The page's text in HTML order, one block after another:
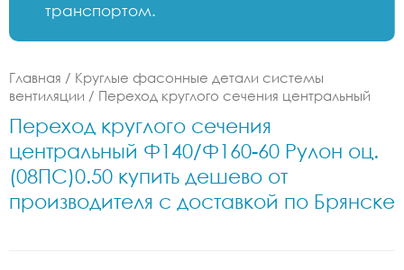
транспортом.
Главная / Круглые фасонные детали системы
вентиляции / Переход круглого сечения центральный
Переход круглого сечения
центральный Ф140/Ф160-60 Рулон оц.
(08ПС)0.50 купить дешево от
производителя с доставкой по Брянске